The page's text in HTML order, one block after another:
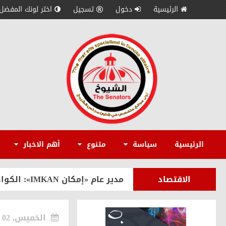
الرئيسية دخول تسجيل اختر لونك المفضل
الرئيسية سياسة متنوع أهم الاخبار
رئيس إمكان IMKAN: السياحة النيلية والاقتصاد الأزرق يفتحان آفاقًا جديدة للاستثمار السياحي في مصر
من القطاع المصرفي إلى
متنوع
زهير عبد العزيز منقل يتوج
متنوع
عبد الرحمن الشيبي.. حامل إرث
الاقتصاد
مدير عام «إمكان IMKAN»: الكوادر الوطنية المؤهلة هي الثروة الحقيقية لمستقبل التنمية في مصر
سياسة
إيهاب محمود: قمة الرئيس
الخميس, 02 أكتوبر 2025